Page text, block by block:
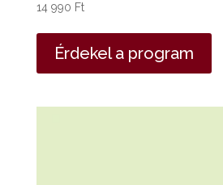
14 990 Ft
Érdekel a program